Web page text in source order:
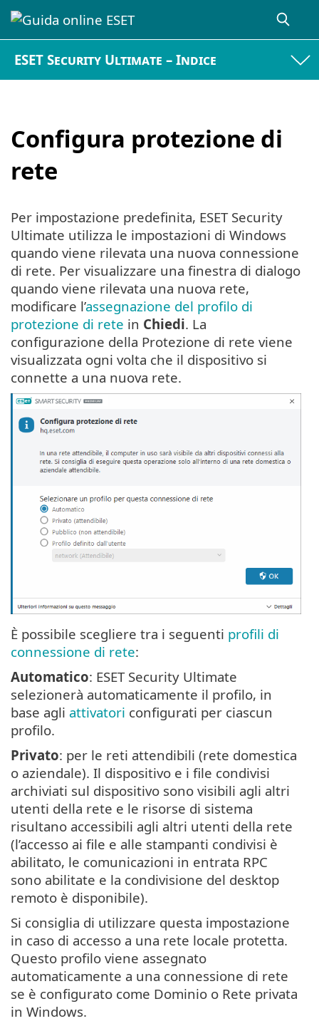
ESET Security Ultimate – Indice
Configura protezione di
rete
Per impostazione predefinita, ESET Security
Ultimate utilizza le impostazioni di Windows
quando viene rilevata una nuova connessione
di rete. Per visualizzare una finestra di dialogo
quando viene rilevata una nuova rete,
modificare l’assegnazione del profilo di
protezione di rete in Chiedi. La
configurazione della Protezione di rete viene
visualizzata ogni volta che il dispositivo si
connette a una nuova rete.
È possibile scegliere tra i seguenti profili di
connessione di rete:
Automatico: ESET Security Ultimate
selezionerà automaticamente il profilo, in
base agli attivatori configurati per ciascun
profilo.
Privato: per le reti attendibili (rete domestica
o aziendale). Il dispositivo e i file condivisi
archiviati sul dispositivo sono visibili agli altri
utenti della rete e le risorse di sistema
risultano accessibili agli altri utenti della rete
(l’accesso ai file e alle stampanti condivisi è
abilitato, le comunicazioni in entrata RPC
sono abilitate e la condivisione del desktop
remoto è disponibile).
Si consiglia di utilizzare questa impostazione
in caso di accesso a una rete locale protetta.
Questo profilo viene assegnato
automaticamente a una connessione di rete
se è configurato come Dominio o Rete privata
in Windows.